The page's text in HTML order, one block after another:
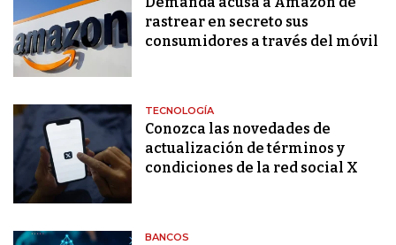
rastrear en secreto sus
consumidores a través del móvil
TECNOLOGÍA
Conozca las novedades de
actualización de términos y
condiciones de la red social X
BANCOS